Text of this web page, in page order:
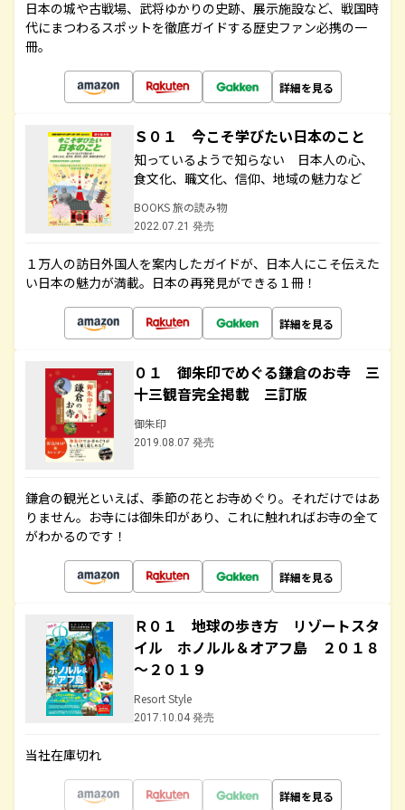
日本の城や古戦場、武将ゆかりの史跡、展示施設など、戦国時
代にまつわるスポットを徹底ガイドする歴史ファン必携の一
冊。
詳細を見る
Ｓ０１ 今こそ学びたい日本のこと
知っているようで知らない 日本人の心、
食文化、職文化、信仰、地域の魅力など
BOOKS 旅の読み物
2022.07.21 発売
１万人の訪日外国人を案内したガイドが、日本人にこそ伝えた
い日本の魅力が満載。日本の再発見ができる１冊！
詳細を見る
０１ 御朱印でめぐる鎌倉のお寺 三
十三観音完全掲載 三訂版
御朱印
2019.08.07 発売
鎌倉の観光といえば、季節の花とお寺めぐり。それだけではあ
りません。お寺には御朱印があり、これに触れればお寺の全て
がわかるのです！
詳細を見る
Ｒ０１ 地球の歩き方 リゾートスタ
イル ホノルル＆オアフ島 ２０１８
～２０１９
Resort Style
2017.10.04 発売
当社在庫切れ
詳細を見る